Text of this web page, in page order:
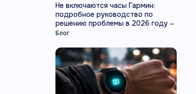
Не включаются часы Гармин:
подробное руководство по
решению проблемы в 2026 году —
Блог